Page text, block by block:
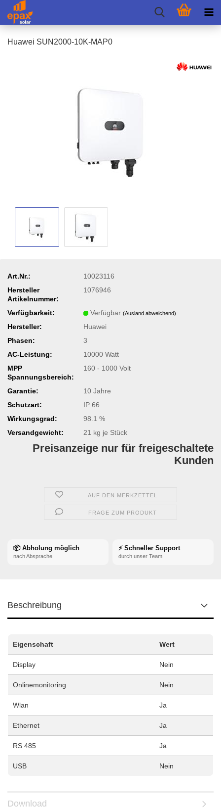
Hua­wei SUN2000-​10K-MAP0
Art.Nr.:
10023116
Hersteller
Artikelnummer:
1076946
Verfügbarkeit: Verfügbar (Ausland abweichend)
Hersteller:
Huawei
Phasen:
3
AC-Leistung:
10000 Watt
MPP
Spannungsbereich:
160 - 1000 Volt
Garantie:
10 Jahre
Schutzart:
IP 66
Wirkungsgrad:
98.1 %
Versandgewicht:
21 kg je Stück
Preisanzeige nur für freigeschaltete
Kunden
AUF DEN MERKZETTEL
FRAGE ZUM PRODUKT
📦 Abholung möglich
nach Absprache
⚡ Schneller Support
durch unser Team
Beschreibung
Eigenschaft Wert
Display Nein
Onlinemonitoring Nein
Wlan Ja
Ethernet Ja
RS 485 Ja
USB Nein
Download